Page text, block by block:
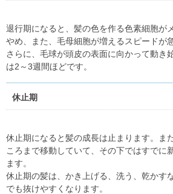
退行期になると、髪の色を作る色素細胞が
やめ、また、毛母細胞が増えるスピードが
さらに、毛球が頭皮の表面に向かって動き
は2～3週間ほどです。
休止期
休止期になると髪の成長は止まります。ま
ころまで移動していて、その下ではすでに
ます。
休止期の髪は、かき上げる、洗う、乾かす
でも抜けやすくなります。